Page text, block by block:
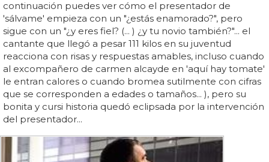
continuación puedes ver cómo el presentador de
'sálvame' empieza con un "¿estás enamorado?", pero
sigue con un "¿y eres fiel? (... ) ¿y tu novio también?"... el
cantante que llegó a pesar 111 kilos en su juventud
reacciona con risas y respuestas amables, incluso cuando
al excompañero de carmen alcayde en 'aquí hay tomate'
le entran calores o cuando bromea sutilmente con cifras
que se corresponden a edades o tamaños... ), pero su
bonita y cursi historia quedó eclipsada por la intervención
del presentador...